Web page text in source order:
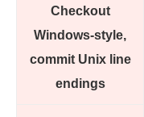
Checkout
Windows-style,
commit Unix line
endings